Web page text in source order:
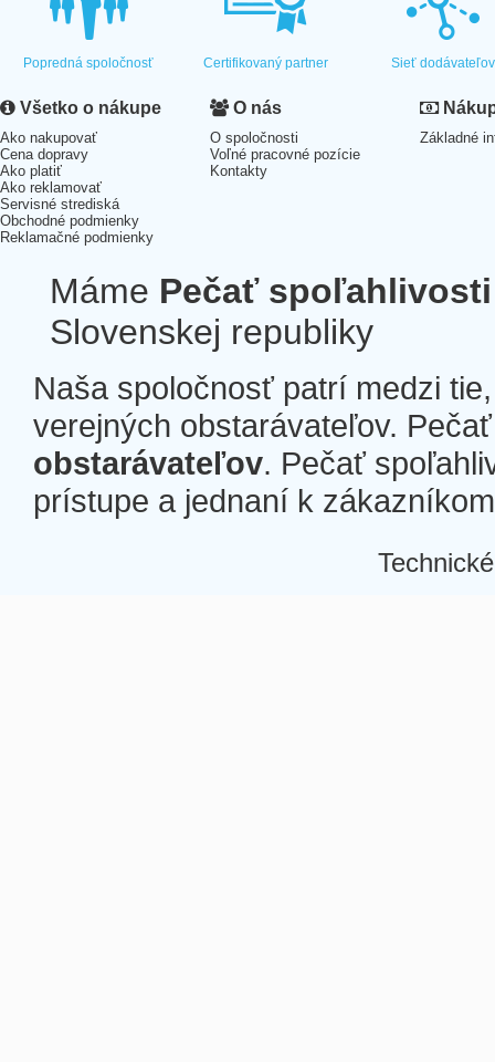
Popredná spoločnosť Certifikovaný partner Sieť dodávateľov
Všetko o nákupe
Ako nakupovať
Cena dopravy
Ako platiť
Ako reklamovať
Servisné strediská
Obchodné podmienky
Reklamačné podmienky
O nás
O spoločnosti
Voľné pracovné pozície
Kontakty
Základné
Máme Pečať spoľahlivosti
Slovenskej republiky
Naša spoločnosť patrí medzi
verejných obstarávateľov.
obstarávateľov. Pečať
prístupe a jednaní k